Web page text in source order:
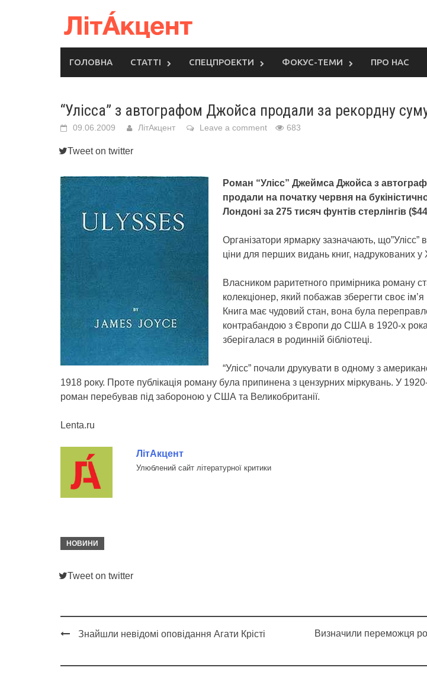
ГОЛОВНА СТАТТІ СПЕЦПРОЕКТИ ФОКУС-ТЕМИ ПРО НАС
“Улісса” з автографом Джойса продали за рекордну
09.06.2009 ЛітАкцент Leave a comment 683
Tweet on twitter
Роман “Улісс” Джеймса Джойса з
продали на початку червня на
Лондоні за 275 тисяч фунтів стерлінгів
Організатори ярмарку зазначають, що”Улісс”
ціни для перших видань книг, надрукованих у
Власником раритетного примірника роману
колекціонер, який побажав зберегти своє ім’я
Книга має чудовий стан, вона була
контрабандою з Європи до США в 1920-х
зберігалася в родинній бібліотеці.
“Улісс” почали друкувати в одному з
1918 року. Проте публікація роману була припинена з цензурних міркувань. У
роман перебував під забороною у США та Великобританії.
Lenta.ru
ЛітАкцент
Улюблений сайт літературної критики
НОВИНИ
Tweet on twitter
navigation
Знайшли невідомі оповідання Агати Крісті
Визначили переможця